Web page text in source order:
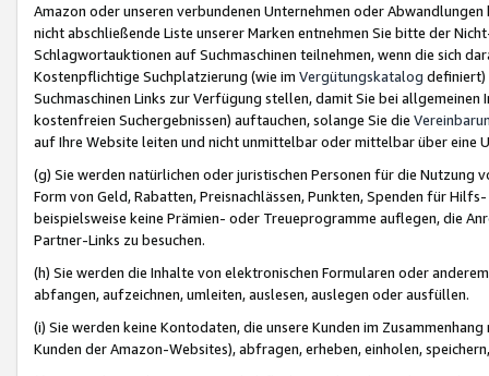
Amazon oder unseren verbundenen Unternehmen oder
nicht abschließende Liste unserer Marken entnehmen Sie bitte der
Schlagwortauktionen auf Suchmaschinen teilnehmen, wenn die sich
Kostenpflichtige Suchplatzierung (wie im Vergütungskatalog definiert)
Suchmaschinen Links zur Verfügung stellen, damit Sie bei
kostenfreien Suchergebnissen) auftauchen, solange Sie die
auf Ihre Website leiten und nicht unmittelbar oder mittelbar über eine
(g) Sie werden natürlichen oder juristischen Personen für die Nutzung
Form von Geld, Rabatten, Preisnachlässen, Punkten, Spenden für
beispielsweise keine Prämien- oder Treueprogramme auflegen, die
Partner-Links zu besuchen.
(h) Sie werden die Inhalte von elektronischen Formularen oder
abfangen, aufzeichnen, umleiten, auslesen, auslegen oder ausfüllen.
(i) Sie werden keine Kontodaten, die unsere Kunden im
Kunden der Amazon-Websites), abfragen, erheben, einholen,